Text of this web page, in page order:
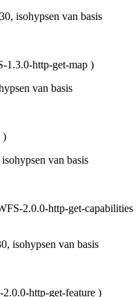
isohypsen van basis
1.3.0-http-get-map )
van basis
)
van basis
2.0.0-http-get-capabilities
isohypsen van basis
http-get-feature )